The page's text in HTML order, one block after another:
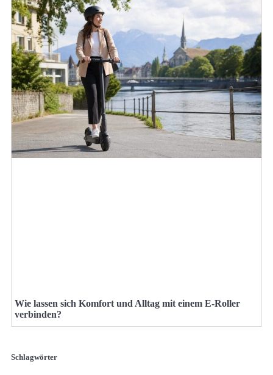
Wie lassen sich Komfort und Alltag mit einem E-Roller
verbinden?
Schlagwörter